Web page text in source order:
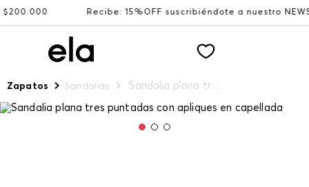
Recibe: 15%OFF suscribiéndote a nuestro
Zapatos Sandalias Sandalia plana tres puntadas con apliques en capellada